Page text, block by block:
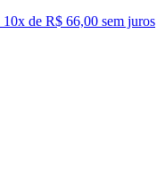
10x de R$ 66,00 sem juros